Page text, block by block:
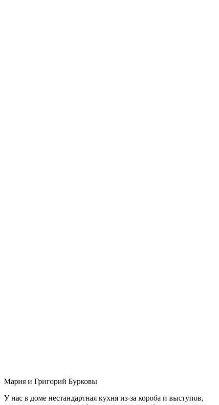
Мария и Григорий Бурковы
У нас в доме нестандартная кухня из-за короба и выступов,